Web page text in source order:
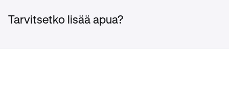
Tarvitsetko lisää apua?